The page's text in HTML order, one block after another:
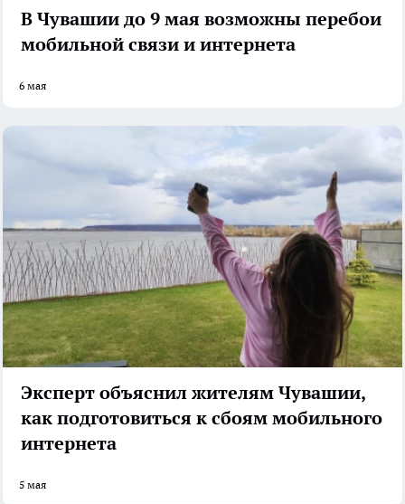
В Чувашии до 9 мая возможны перебои
мобильной связи и интернета
6 мая
Эксперт объяснил жителям Чувашии,
как подготовиться к сбоям мобильного
интернета
5 мая